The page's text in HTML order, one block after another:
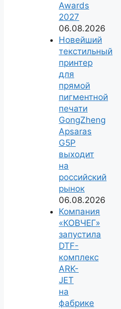
Awards
2027
06.08.2026
Новейший
текстильный
принтер
для
прямой
пигментной
печати
GongZheng
Apsaras
G5P
выходит
на
российский
рынок
06.08.2026
Компания
«КОВЧЕГ»
запустила
DTF-
комплекс
ARK-
JET
на
фабрике